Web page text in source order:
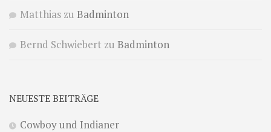
Matthias zu Badminton
Bernd Schwiebert zu Badminton
NEUESTE BEITRÄGE
Cowboy und Indianer